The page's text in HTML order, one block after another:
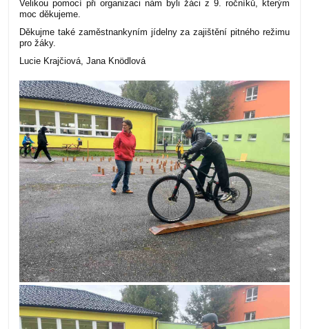
Velikou pomocí při organizaci nám byli žáci z 9. ročníků, kterým
moc děkujeme.
Děkujme také zaměstnankyním jídelny za zajištění pitného režimu
pro žáky.
Lucie Krajčiová, Jana Knödlová